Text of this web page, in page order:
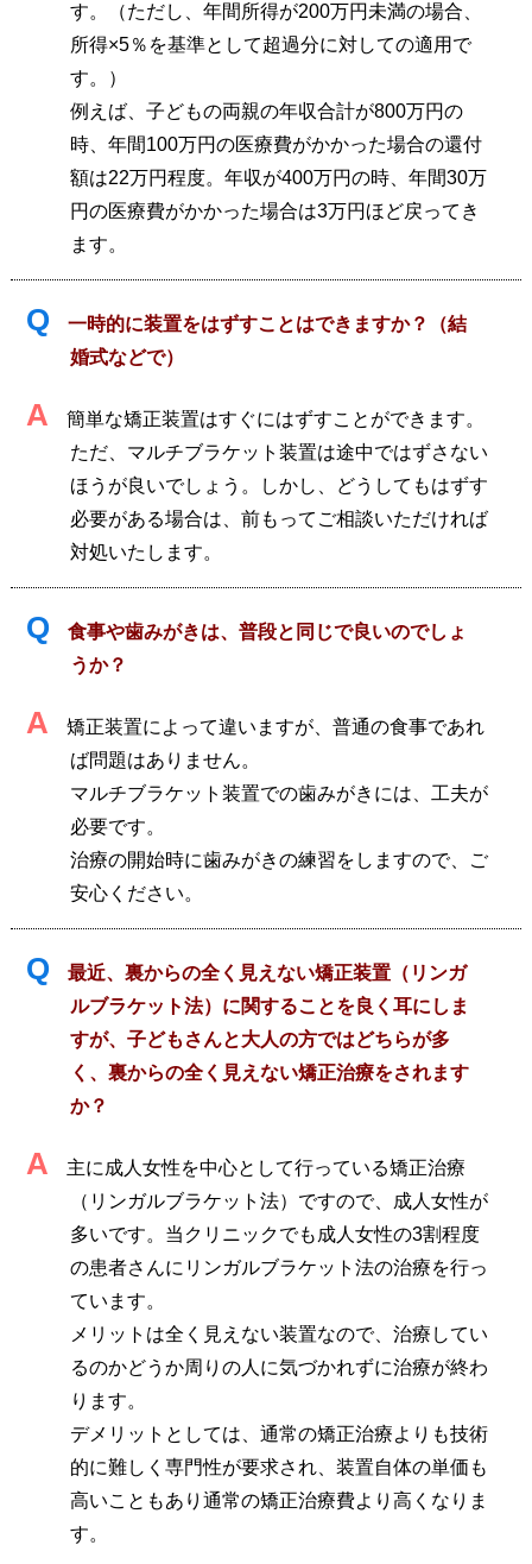
す。（ただし、年間所得が200万円未満の場合、
所得×5％を基準として超過分に対しての適用で
す。）
例えば、子どもの両親の年収合計が800万円の
時、年間100万円の医療費がかかった場合の還付
額は22万円程度。年収が400万円の時、年間30万
円の医療費がかかった場合は3万円ほど戻ってき
ます。
Q
一時的に装置をはずすことはできますか？（結
婚式などで）
A
簡単な矯正装置はすぐにはずすことができます。
ただ、マルチブラケット装置は途中ではずさない
ほうが良いでしょう。しかし、どうしてもはずす
必要がある場合は、前もってご相談いただければ
対処いたします。
Q
食事や歯みがきは、普段と同じで良いのでしょ
うか？
A
矯正装置によって違いますが、普通の食事であれ
ば問題はありません。
マルチブラケット装置での歯みがきには、工夫が
必要です。
治療の開始時に歯みがきの練習をしますので、ご
安心ください。
Q
最近、裏からの全く見えない矯正装置（リンガ
ルブラケット法）に関することを良く耳にしま
すが、子どもさんと大人の方ではどちらが多
く、裏からの全く見えない矯正治療をされます
か？
A
主に成人女性を中心として行っている矯正治療
（リンガルブラケット法）ですので、成人女性が
多いです。当クリニックでも成人女性の3割程度
の患者さんにリンガルブラケット法の治療を行っ
ています。
メリットは全く見えない装置なので、治療してい
るのかどうか周りの人に気づかれずに治療が終わ
ります。
デメリットとしては、通常の矯正治療よりも技術
的に難しく専門性が要求され、装置自体の単価も
高いこともあり通常の矯正治療費より高くなりま
す。